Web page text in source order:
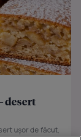
desert
ușor de făcut,